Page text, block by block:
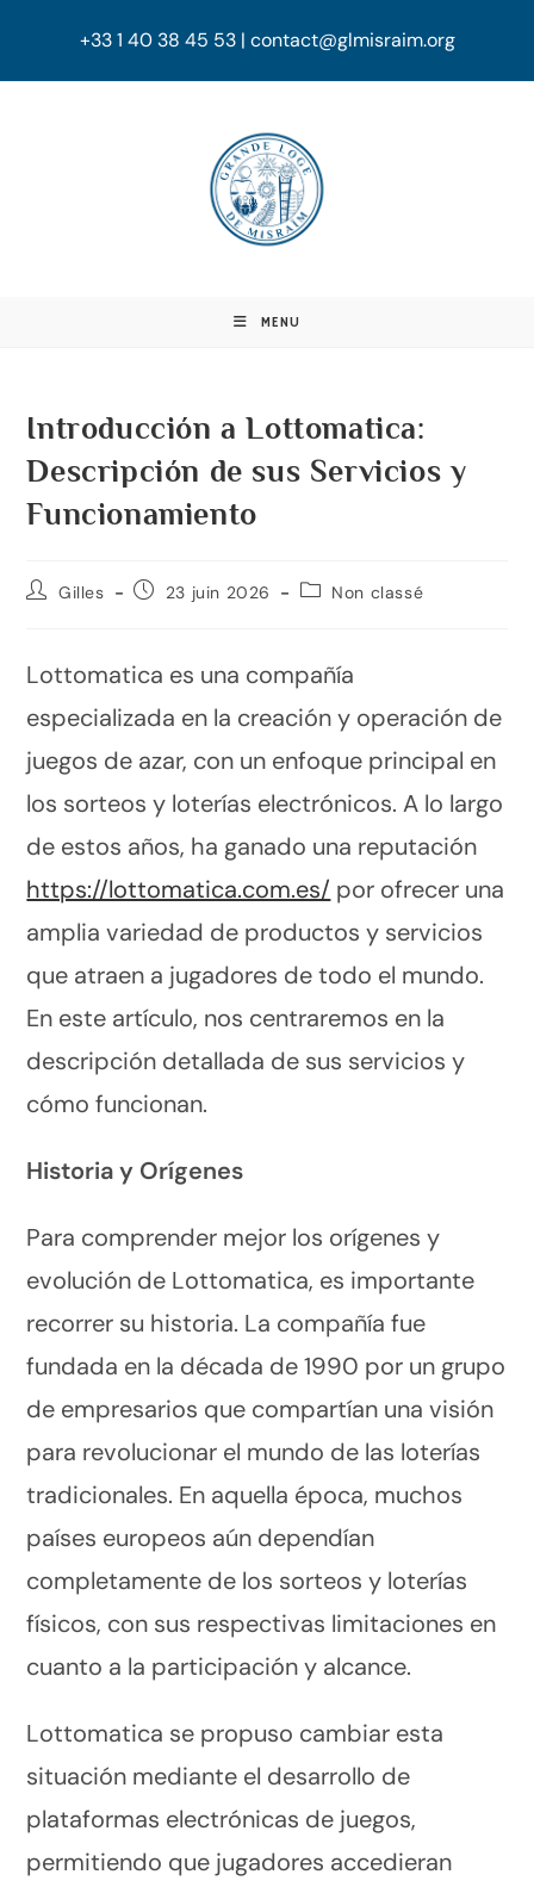
+33 1 40 38 45 53 | contact@glmisraim.org
MENU
Introducción a Lottomatica:
Descripción de sus Servicios y
Funcionamiento
Gilles 23 juin 2026 Non classé
Lottomatica es una compañía
especializada en la creación y operación de
juegos de azar, con un enfoque principal en
los sorteos y loterías electrónicos. A lo largo
de estos años, ha ganado una reputación
https://lottomatica.com.es/ por ofrecer una
amplia variedad de productos y servicios
que atraen a jugadores de todo el mundo.
En este artículo, nos centraremos en la
descripción detallada de sus servicios y
cómo funcionan.
Historia y Orígenes
Para comprender mejor los orígenes y
evolución de Lottomatica, es importante
recorrer su historia. La compañía fue
fundada en la década de 1990 por un grupo
de empresarios que compartían una visión
para revolucionar el mundo de las loterías
tradicionales. En aquella época, muchos
países europeos aún dependían
completamente de los sorteos y loterías
físicos, con sus respectivas limitaciones en
cuanto a la participación y alcance.
Lottomatica se propuso cambiar esta
situación mediante el desarrollo de
plataformas electrónicas de juegos,
permitiendo que jugadores accedieran